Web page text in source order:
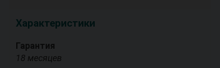
Характеристики
Гарантия
18 месяцев